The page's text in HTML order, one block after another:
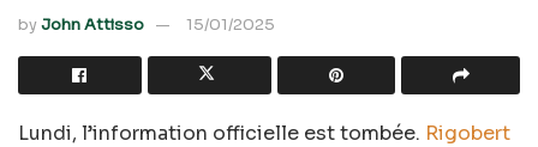
byJohn Attisso 15/01/2025
Lundi, l’information officielle est tombée. Rigobert